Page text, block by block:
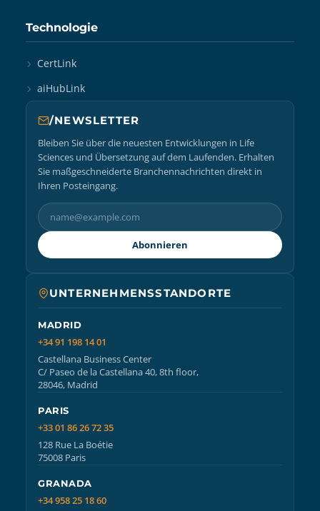
Technologie
CertLink
aiHubLink
/NEWSLETTER
Bleiben Sie über die neuesten Entwicklungen in Life
Sciences und Übersetzung auf dem Laufenden. Erhalten
Sie maßgeschneiderte Branchennachrichten direkt in
Ihren Posteingang.
Abonnieren
UNTERNEHMENSSTANDORTE
MADRID
+34 91 198 14 01
Castellana Business Center
C/ Paseo de la Castellana 40, 8th floor,
28046, Madrid
PARIS
+33 01 86 26 72 35
128 Rue La Boétie
75008 Paris
GRANADA
+34 958 25 18 60